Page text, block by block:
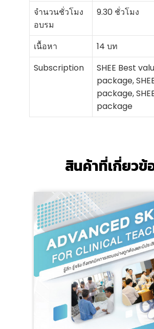
จำนวนชั่วโมง
อบรม
9.30 ชั่วโมง
เนื้อหา
14 บท
Subscription
SHEE Best
package,
package,
package
สินค้าที่เกี่ยวข้